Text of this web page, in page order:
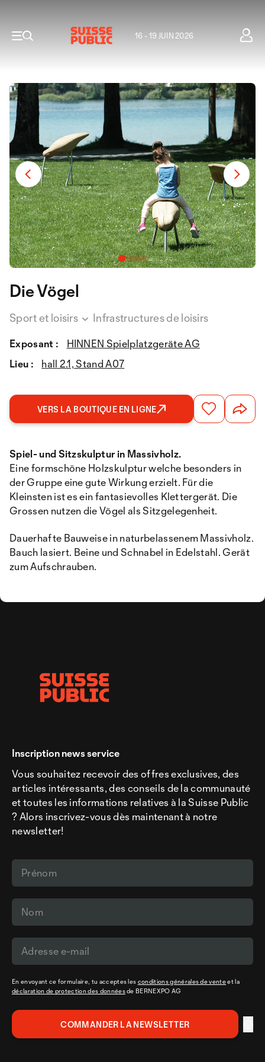
16 - 19 JUIN 2026
Die Vögel
Sport et loisirs Infrastructures de loisirs
Exposant :
HINNEN Spielplatzgeräte AG
Lieu :
hall 2.1, Stand A07
VERS LA BOUTIQUE EN LIGNE
Spiel- und Sitzskulptur in Massivholz.
Eine formschöne Holzskulptur welche besonders in
der Gruppe eine gute Wirkung erzielt. Für die
Kleinsten ist es ein fantasievolles Klettergerät. Die
Grossen nutzen die Vögel als Sitzgelegenheit.
Dauerhafte Bauweise in naturbelassenem Massivholz.
Bauch lasiert. Beine und Schnabel in Edelstahl. Gerät
zum Aufschrauben.
Inscription news service
Vous souhaitez recevoir des offres exclusives, des
articles intéressants, des conseils de la communauté
et toutes les informations relatives à la Suisse Public
? Alors inscrivez-vous dès maintenant à notre
newsletter!
En envoyant ce formulaire, tu acceptes les conditions générales de venteet la
déclaration de protection des donnéesde BERNEXPO AG